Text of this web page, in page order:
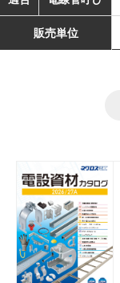
販売単位